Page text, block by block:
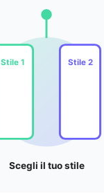
Stile 1 Stile 2
Scegli il tuo stile